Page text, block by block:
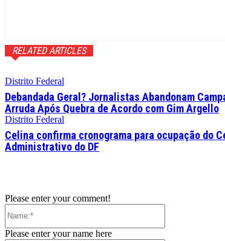
RELATED ARTICLES
Distrito Federal
Debandada Geral? Jornalistas Abandonam
Arruda Após Quebra de Acordo com Gim Argello
Distrito Federal
Celina confirma cronograma para ocupação do
Administrativo do DF
Please enter your comment!
Please enter your name here